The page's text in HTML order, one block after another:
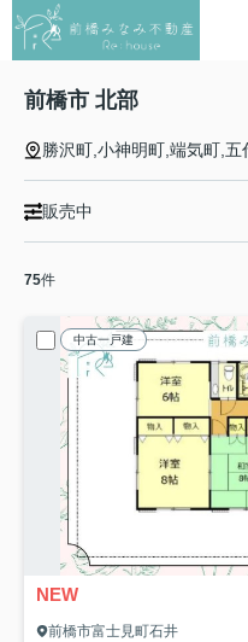
前橋市 北部
販売中
75件
中古一戸建
NEW
前橋市富士見町石井